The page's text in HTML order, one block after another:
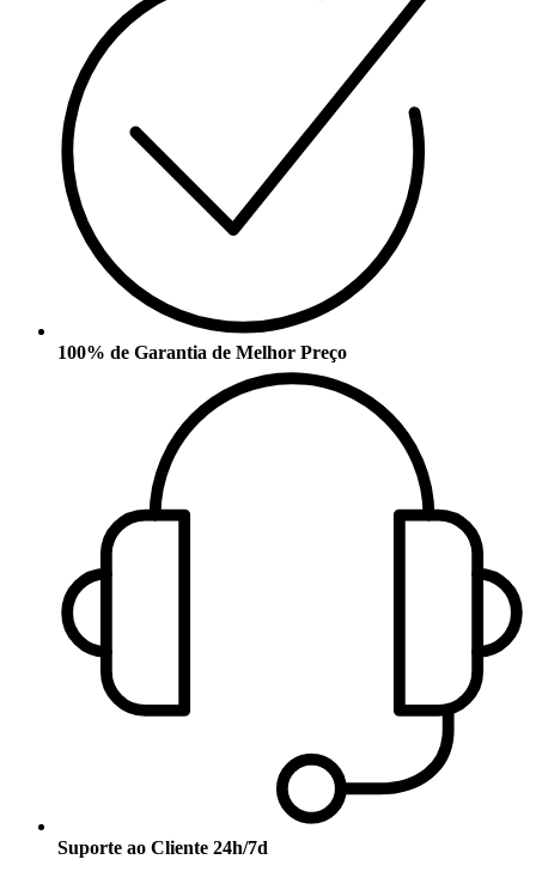
100% de Garantia de Melhor Preço
Suporte ao Cliente 24h/7d